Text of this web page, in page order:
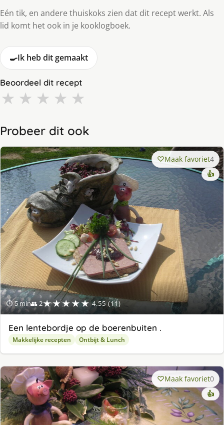
Eén tik, en andere thuiskoks zien dat dit recept werkt. Als
lid komt het ook in je kooklogboek.
🍳Ik heb dit gemaakt
Beoordeel dit recept
★ ★ ★ ★ ★
Probeer dit ook
⏱ 5 min👥 2★★★★★ 4.55 (11)
Maak favoriet4
👍
Een lentebordje op de boerenbuiten .
Makkelijke recepten Ontbijt & Lunch
Maak favoriet0
👍